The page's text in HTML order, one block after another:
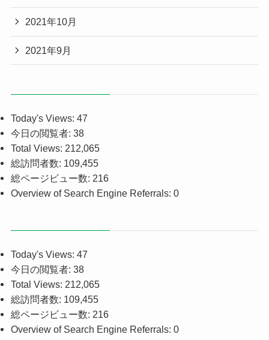
2021年10月
2021年9月
Today's Views: 47
今日の閲覧者: 38
Total Views: 212,065
総訪問者数: 109,455
総ページビュー数: 216
Overview of Search Engine Referrals: 0
Today's Views: 47
今日の閲覧者: 38
Total Views: 212,065
総訪問者数: 109,455
総ページビュー数: 216
Overview of Search Engine Referrals: 0